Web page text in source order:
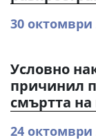
30 октомври
Условно
причинил
смъртта
24 октомври